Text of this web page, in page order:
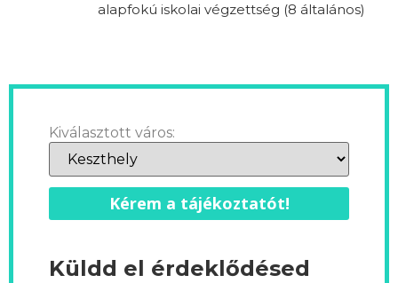
alapfokú iskolai végzettség (8 általános)
Kiválasztott város:
Kérem a tájékoztatót!
Küldd el érdeklődésed